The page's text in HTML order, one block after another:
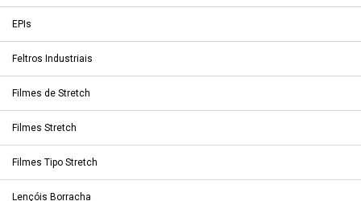
EPIs
Feltros Industriais
Filmes de Stretch
Filmes Stretch
Filmes Tipo Stretch
Lençóis Borracha